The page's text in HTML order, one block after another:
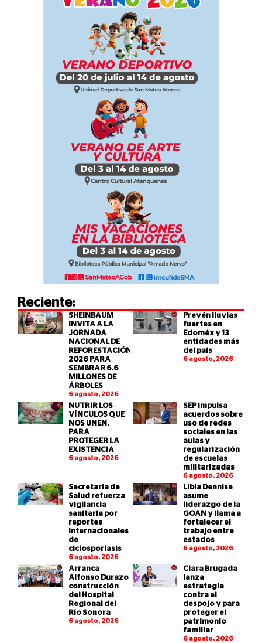
Reciente:
SHEINBAUM
INVITA A LA
JORNADA
NACIONAL DE
REFORESTACIÓN
2026 PARA
SEMBRAR 6.6
MILLONES DE
ÁRBOLES
6 agosto, 2026
Prevén lluvias
fuertes en
Edoméx y 13
entidades más
del país
6 agosto, 2026
NUTRIR LOS
VÍNCULOS QUE
NOS UNEN,
PARA
PROTEGER LA
EXISTENCIA
6 agosto, 2026
SEP impulsa
acuerdos sobre
uso de redes
sociales en las
aulas y
regularización
de escuelas
militarizadas
6 agosto, 2026
Secretaría de
Salud refuerza
vigilancia
sanitaria por
reportes
internacionales
de
ciclosporiasis
6 agosto, 2026
Libia Dennise
asume
liderazgo de la
GOAN y llama a
fortalecer el
trabajo entre
estados
6 agosto, 2026
Arranca
Alfonso Durazo
construcción
del Hospital
Regional del
Río Sonora
6 agosto, 2026
Clara Brugada
lanza
estrategia
contra el
despojo y para
proteger el
patrimonio
familiar
6 agosto, 2026